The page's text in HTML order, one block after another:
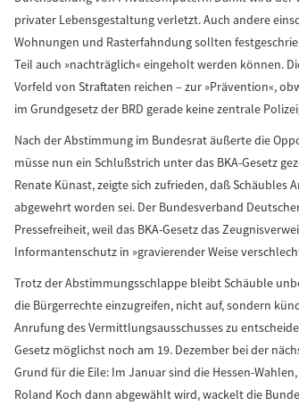
privater Lebensgestaltung verletzt. Auch andere
Wohnungen und Rasterfahndung sollten
Teil auch »nachträglich« eingeholt werden können.
Vorfeld von Straftaten reichen – zur »Prävention«,
im Grundgesetz der BRD gerade keine zentrale
Nach der Abstimmung im Bundesrat äußerte die
müsse nun ein Schlußstrich unter das BKA-Gesetz
Renate Künast, zeigte sich zufrieden, daß
abgewehrt worden sei. Der Bundesverband
Pressefreiheit, weil das BKA-Gesetz das
Informantenschutz in »gravierender Weise
Trotz der Abstimmungsschlappe bleibt Schäuble
die Bürgerrechte einzugreifen, nicht auf, sondern
Anrufung des Vermittlungsausschusses zu
Gesetz möglichst noch am 19. Dezember bei der
Grund für die Eile: Im Januar sind die Hessen-
Roland Koch dann abgewählt wird, wackelt die